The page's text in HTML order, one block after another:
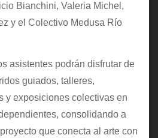
Bianchini, Valeria Michel,
y el Colectivo Medusa Río
asistentes podrán disfrutar de
guiados, talleres,
y exposiciones colectivas en
consolidando a
que conecta al arte con